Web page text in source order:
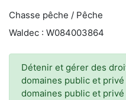
Chasse pêche / Pêche
Waldec : W084003864
Détenir et gérer des
domaines public et
domaines public et